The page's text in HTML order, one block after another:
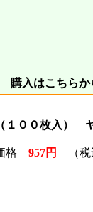
入はこちら
１００枚入）
格 957円 （税